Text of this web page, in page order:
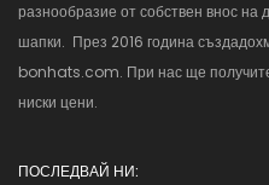
разнообразие от собствен внос на
шапки. През 2016 година
bonhats.com. При нас ще получите
ниски цени.
ПОСЛЕДВАЙ НИ: